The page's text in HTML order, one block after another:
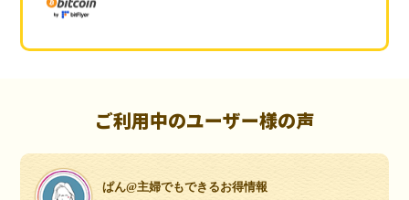
ご利用中のユーザー様の声
ぱん@主婦でもできるお得情報